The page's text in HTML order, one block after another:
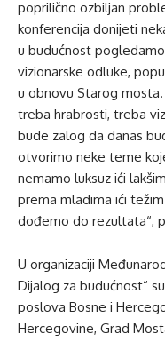
poprilično ozbiljan
konferencija donijeti
u budućnost
vizionarske odluke,
u obnovu Starog
treba hrabrosti, treba
bude zalog da danas
otvorimo neke teme
nemamo luksuz ići
prema mladima ići
dođemo do rezultata“,
U organizaciji
Dijalog za budućnost“
poslova Bosne i
Hercegovine, Grad